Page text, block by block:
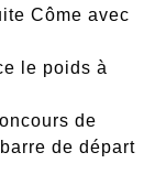
Côme avec
le poids à
de
de départ